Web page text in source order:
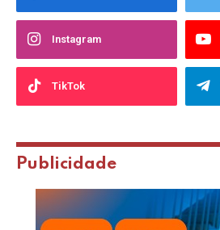
Instagram
TikTok
Publicidade